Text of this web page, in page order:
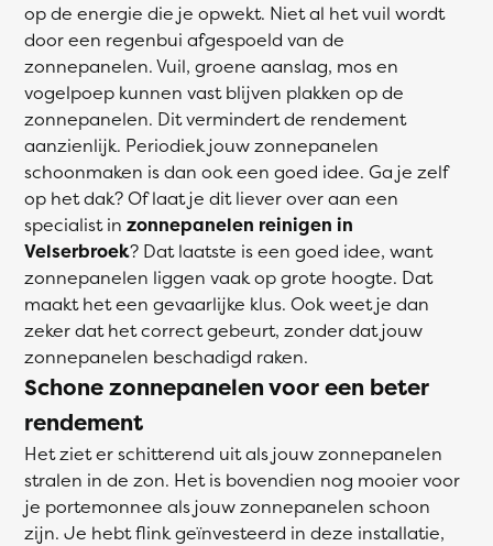
op de energie die je opwekt. Niet al het vuil wordt
door een regenbui afgespoeld van de
zonnepanelen. Vuil, groene aanslag, mos en
vogelpoep kunnen vast blijven plakken op de
zonnepanelen. Dit vermindert de rendement
aanzienlijk. Periodiek jouw zonnepanelen
schoonmaken is dan ook een goed idee. Ga je zelf
op het dak? Of laat je dit liever over aan een
specialist in zonnepanelen reinigen in
Velserbroek? Dat laatste is een goed idee, want
zonnepanelen liggen vaak op grote hoogte. Dat
maakt het een gevaarlijke klus. Ook weet je dan
zeker dat het correct gebeurt, zonder dat jouw
zonnepanelen beschadigd raken.
Schone zonnepanelen voor een beter
rendement
Het ziet er schitterend uit als jouw zonnepanelen
stralen in de zon. Het is bovendien nog mooier voor
je portemonnee als jouw zonnepanelen schoon
zijn. Je hebt flink geïnvesteerd in deze installatie,